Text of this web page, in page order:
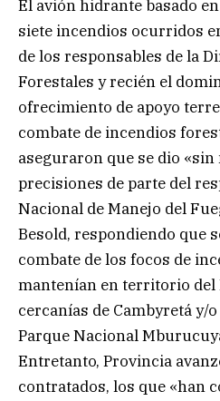
El avión hidrante basado
siete incendios ocurridos
de los responsables de la
Forestales y recién el
ofrecimiento de apoyo
combate de incendios
aseguraron que se dio
precisiones de parte del
Nacional de Manejo del
Besold, respondiendo que
combate de los focos de
mantenían en territorio del
cercanías de Cambyretá y/
Parque Nacional
Entretanto, Provincia
contratados, los que «han